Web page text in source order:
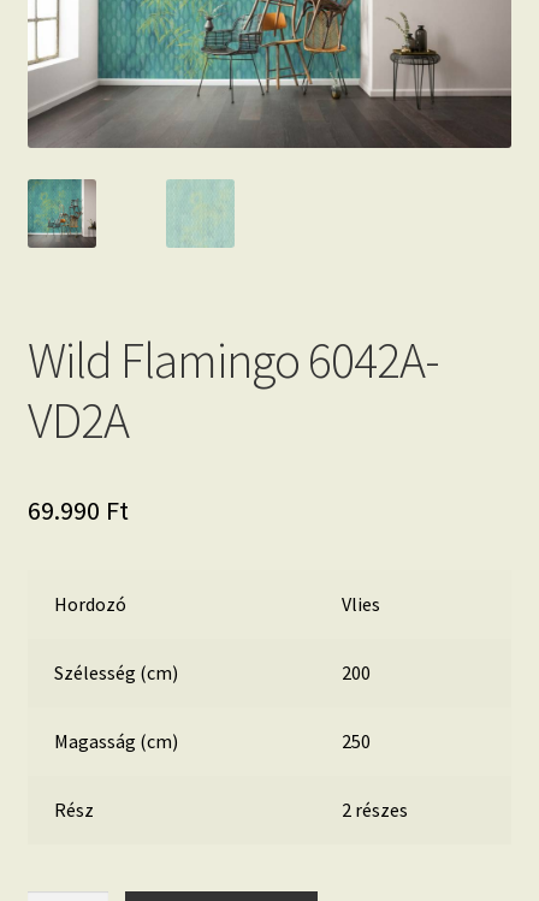
Beton hatású tapéták
Kapcsolat
Wild Flamingo 6042A-
VD2A
69.990 Ft
Hordozó Vlies
Szélesség (cm) 200
Magasság (cm) 250
Rész 2 részes